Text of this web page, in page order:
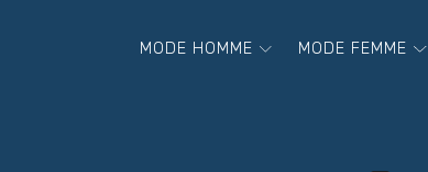
MODE HOMME MODE FEMME